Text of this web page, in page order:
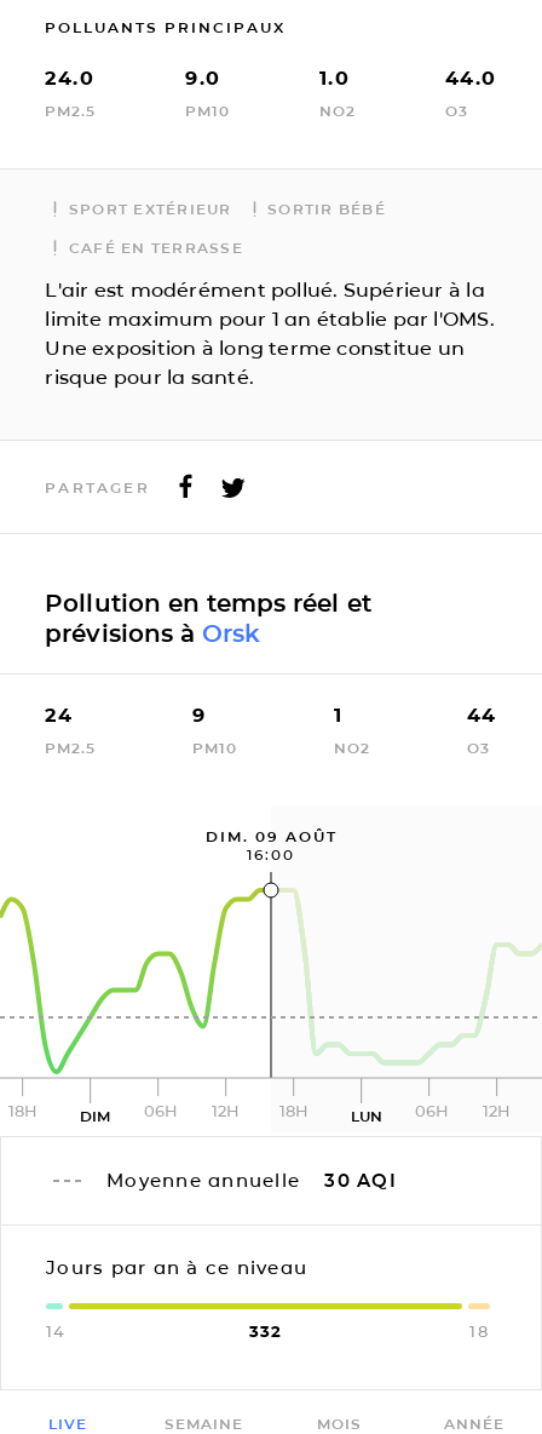
POLLUANTS PRINCIPAUX
24.0
PM2.5
9.0
PM10
1.0
NO2
44.0
O3
SPORT EXTÉRIEUR SORTIR BÉBÉ
CAFÉ EN TERRASSE
L'air est modérément pollué. Supérieur à la
limite maximum pour 1 an établie par l'OMS.
Une exposition à long terme constitue un
risque pour la santé.
PARTAGER
Pollution en temps réel et
prévisions à Orsk
24
PM2.5
9
PM10
1
NO2
44
O3
DIM. 09 AOÛT
16:00
18H DIM 06H 12H 18H LUN 06H 12H
Moyenne annuelle 30 AQI
Jours par an à ce niveau
14 332 18
LIVE SEMAINE MOIS ANNÉE